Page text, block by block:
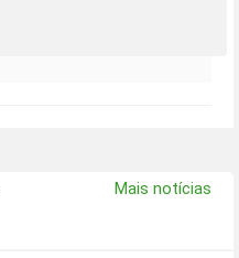
Mais notícias